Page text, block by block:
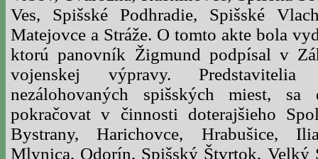
Ves, Spišské Podhradie, Spišské
Matejovce a Stráže. O tomto akte bola
ktorú panovník Žigmund podpísal v
vojenskej výpravy. Predstavitelia
nezálohovaných spišských miest,
pokračovat v činnosti doterajšieho
Bystrany, Harichovce, Hrabušice,
Mlynica, Odorín, Spišský Štvrtok, Velký